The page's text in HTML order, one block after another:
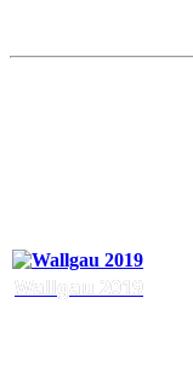
Wallgau 2019